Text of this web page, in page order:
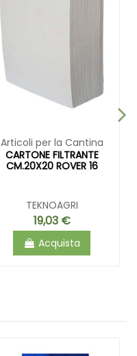
Articoli per la Cantina
CARTONE FILTRANTE
CM.20X20 ROVER 16
TEKNOAGRI
19,03 €
Acquista